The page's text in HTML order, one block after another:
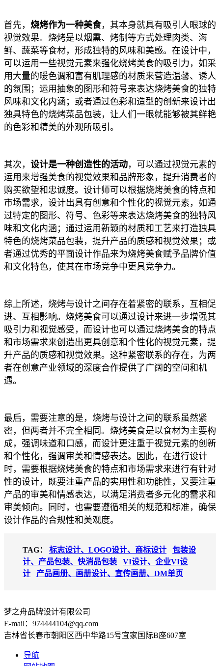
首先， 烧烤作为一种美食，其本身就具有吸引人眼球的
视觉效果。烧烤是以烟熏、烤制等方式处理肉类、海
鲜、蔬菜等食材，形成独特的风味和美感。在设计中，
可以运用一些视觉元素来强化烧烤美食的吸引力，如采
用大量的暖色调和富有肌理感的材质来营造温馨、诱人
的氛围；运用抽象的图形和符号来表达烧烤美食的独特
风味和文化内涵；或者通过色彩和造型的创新来设计出
独具特色的烧烤菜品包装，让人们一眼就能够被其鲜艳
的色彩和精美的外观所吸引。
其次， 设计是一种创造性的活动，可以通过视觉元素的
运用来增强美食的视觉效果和品牌形象，提升消费者的
购买欲望和忠诚度。设计师可以根据烧烤美食的特点和
市场需求，设计出具有创意和个性化的视觉元素，如通
过特定的图形、符号、色彩等来表达烧烤美食的独特风
味和文化内涵；通过运用新颖的材质和工艺来打造独具
特色的烧烤菜品包装，提升产品的质感和视觉效果；或
者通过优秀的平面设计作品来为烧烤美食赋予品牌价值
和文化特色，使其在市场竞争中更具竞争力。
综上所述，烧烤与设计之间存在着紧密的联系，互相促
进、互相影响。烧烤美食可以通过设计来进一步增强其
吸引力和视觉感受，而设计也可以通过烧烤美食的特点
和市场需求来创造出更具创意和个性化的视觉元素，提
升产品的质感和视觉效果。这种紧密联系的存在，为两
者在创意产业领域的深度合作提供了广阔的空间和机
遇。
最后，需要注意的是，烧烤与设计之间的联系虽然紧
密，但两者并不完全相同。烧烤美食是以食材为主要构
成，强调味道和口感，而设计更注重于视觉元素的创新
和个性化，强调审美和情感表达。因此，在进行设计
时，需要根据烧烤美食的特点和市场需求来进行有针对
性的设计，既要注重产品的实用性和功能性，又要注重
产品的审美和情感表达，以满足消费者多元化的需求和
审美倾向。同时，也需要遵循相关的规范和标准，确保
设计作品的合规性和美观度。
TAG： 标志设计、LOGO设计、商标设计
包装设
计、产品包装、快消品包装
VI设计、企业VI设
计
产品画册、画册设计、宣传画册、DM单页
梦之舟品牌设计有限公司
E-mail：974444104@qq.com
吉林省长春市朝阳区西中华路15号宜家国际B座607室
导航